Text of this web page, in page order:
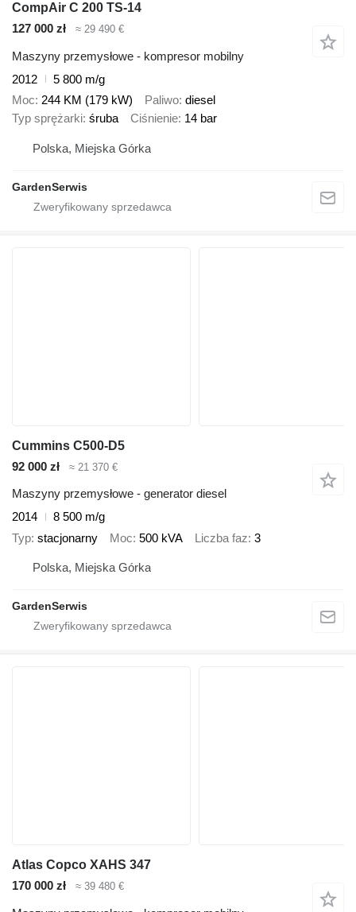
CompAir C 200 TS-14
127 000 zł
≈ 29 490 €
Maszyny przemysłowe - kompresor mobilny
2012
5 800 m/g
Moc 244 KM (179 kW) Paliwo diesel
Typ sprężarki śruba Ciśnienie 14 bar
Polska, Miejska Górka
GardenSerwis
Cummins C500-D5
92 000 zł
≈ 21 370 €
Maszyny przemysłowe - generator diesel
2014
8 500 m/g
Typ stacjonarny Moc 500 kVA Liczba faz 3
Polska, Miejska Górka
GardenSerwis
Atlas Copco XAHS 347
170 000 zł
≈ 39 480 €